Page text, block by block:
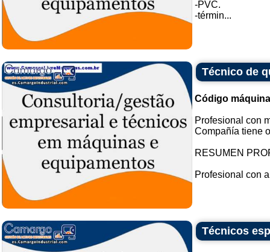
-PVC.
-términ...
Técnico de
Código
Profesional con
Compañía tiene
RESUMEN
Profesional con
Técnicos